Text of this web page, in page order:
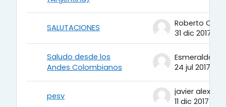
SALUTACIONES
31 dic 2017
Saludo desde los
Andes Colombianos
24 jul 2017
pesv
11 dic 2017